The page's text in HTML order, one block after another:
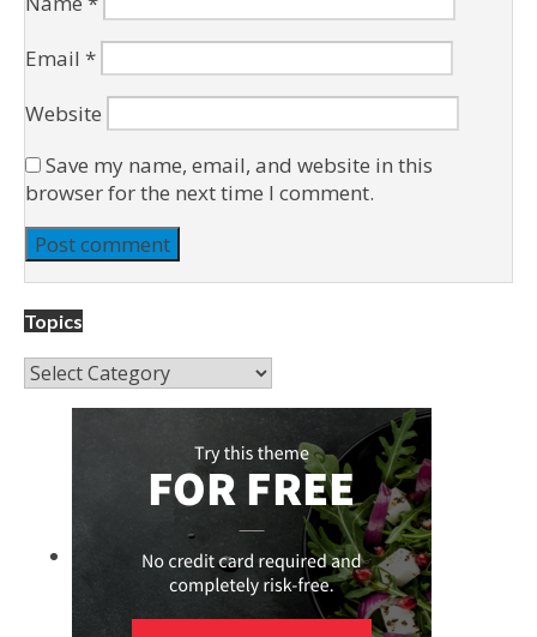
Email *
Website
Save my name, email, and website in this
browser for the next time I comment.
Topics
Topics